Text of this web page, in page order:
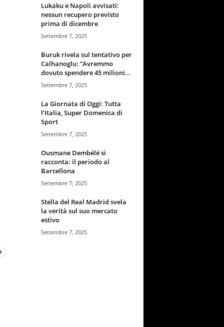
Lukaku e Napoli avvisati:
nessun recupero previsto
prima di dicembre
Settembre 7, 2025
Buruk rivela sul tentativo per
Calhanoglu: “Avremmo
dovuto spendere 45 milioni...
Settembre 7, 2025
La Giornata di Oggi: Tutta
l’Italia, Super Domenica di
Sport
Settembre 7, 2025
Ousmane Dembélé si
racconta: il periodo al
Barcellona
Settembre 7, 2025
Stella del Real Madrid svela
la verità sul suo mercato
estivo
Settembre 7, 2025